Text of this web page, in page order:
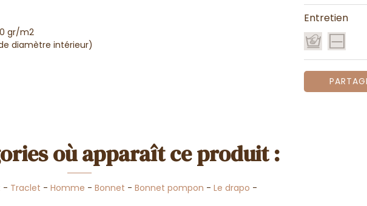
gr/m2
diamètre intérieur)
où apparaît ce produit :
- Traclet - Homme - Bonnet - Bonnet pompon - Le drapo -
Entretien